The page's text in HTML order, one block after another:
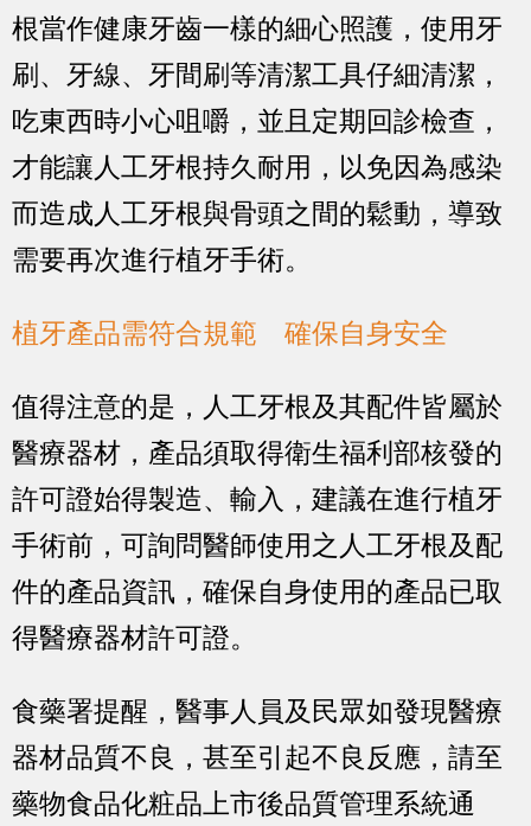
根當作健康牙齒一樣的細心照護，使用牙
刷、牙線、牙間刷等清潔工具仔細清潔，
吃東西時小心咀嚼，並且定期回診檢查，
才能讓人工牙根持久耐用，以免因為感染
而造成人工牙根與骨頭之間的鬆動，導致
需要再次進行植牙手術。
植牙產品需符合規範 確保自身安全
值得注意的是，人工牙根及其配件皆屬於
醫療器材，產品須取得衛生福利部核發的
許可證始得製造、輸入，建議在進行植牙
手術前，可詢問醫師使用之人工牙根及配
件的產品資訊，確保自身使用的產品已取
得醫療器材許可證。
食藥署提醒，醫事人員及民眾如發現醫療
器材品質不良，甚至引起不良反應，請至
藥物食品化粧品上市後品質管理系統通